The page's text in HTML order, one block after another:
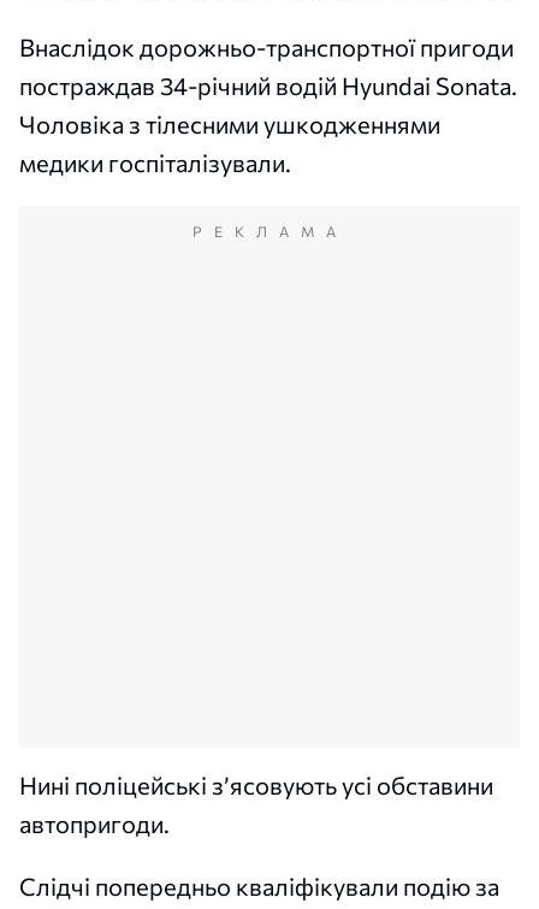
Внаслідок дорожньо-транспортної пригоди
постраждав 34-річний водій Hyundai Sonata.
Чоловіка з тілесними ушкодженнями
медики госпіталізували.
РЕКЛАМА
Нині поліцейські з’ясовують усі обставини
автопригоди.
Слідчі попередньо кваліфікували подію за